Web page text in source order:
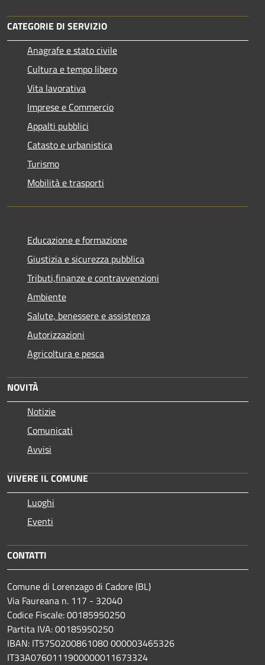
CATEGORIE DI SERVIZIO
Anagrafe e stato civile
Cultura e tempo libero
Vita lavorativa
Imprese e Commercio
Appalti pubblici
Catasto e urbanistica
Turismo
Mobilità e trasporti
Educazione e formazione
Giustizia e sicurezza pubblica
Tributi,finanze e contravvenzioni
Ambiente
Salute, benessere e assistenza
Autorizzazioni
Agricoltura e pesca
NOVITÀ
Notizie
Comunicati
Avvisi
VIVERE IL COMUNE
Luoghi
Eventi
CONTATTI
Comune di Lorenzago di Cadore (BL)
Via Faureana n. 117 - 32040
Codice Fiscale: 00185950250
Partita IVA: 00185950250
IBAN: IT57S0200861080 000003465326
IT33A0760111900000011673324